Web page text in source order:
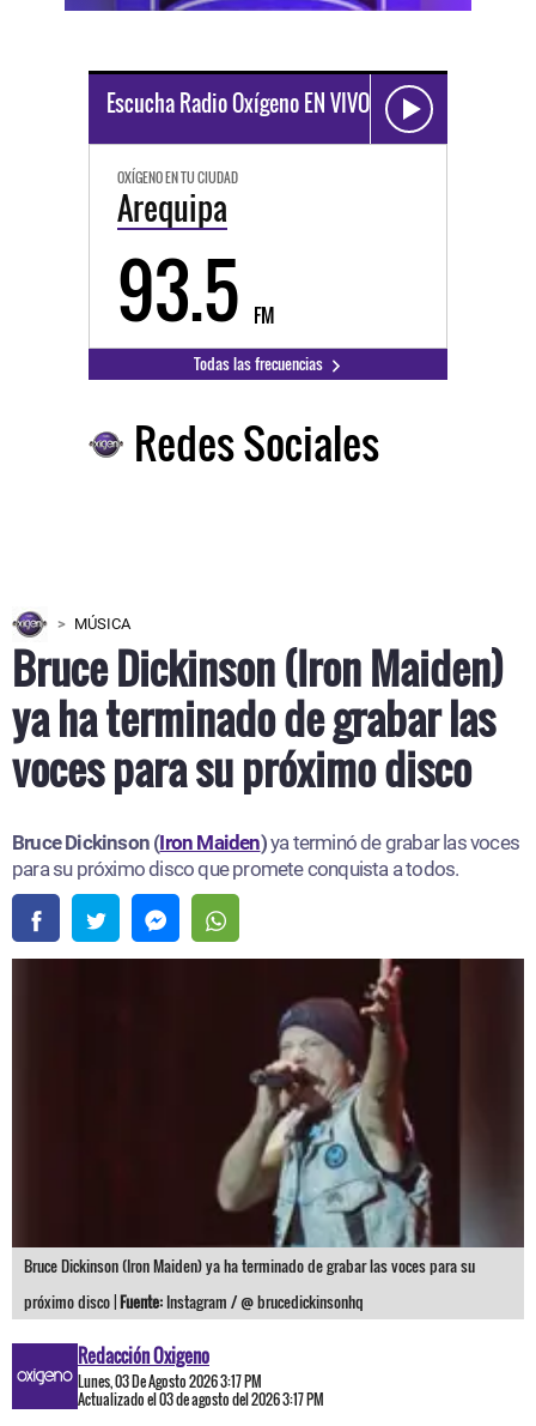
Escucha Radio Oxígeno EN VIVO
OXÍGENO EN TU CIUDAD
Arequipa
93.5 FM
Todas las frecuencias
Redes Sociales
MÚSICA
Bruce Dickinson (Iron Maiden)
ya ha terminado de grabar las
voces para su próximo disco
Bruce Dickinson (Iron Maiden)ya terminó de grabar las voces
para su próximo disco que promete conquista a todos.
Bruce Dickinson (Iron Maiden) ya ha terminado de grabar las voces para su
próximo disco |Fuente: Instagram / @ brucedickinsonhq
Redacción Oxigeno
Lunes, 03 De Agosto 2026 3:17 PM
Actualizado el 03 de agosto del 2026 3:17 PM